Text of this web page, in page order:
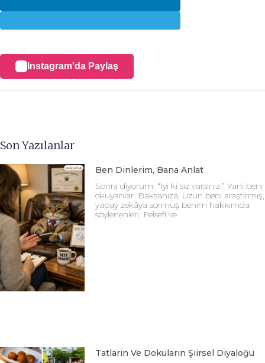
Instagram'da Paylaş
Son Yazılanlar
Ben Dinlerim, Bana Anlat
Sonra diyorum: “İyi ki siz varsınız.” Yani beni
okuyanlar. Baksanıza, Uzun beni araştırmış,
yapay zekâya sormuş benim hakkımda
söylenenleri. Felsefi ve
Tatların Ve Dokuların Şiirsel Diyaloğu